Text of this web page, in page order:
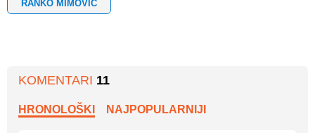
RANKO MIMOVIĆ
KOMENTARI 11
HRONOLOŠKI NAJPOPULARNIJI